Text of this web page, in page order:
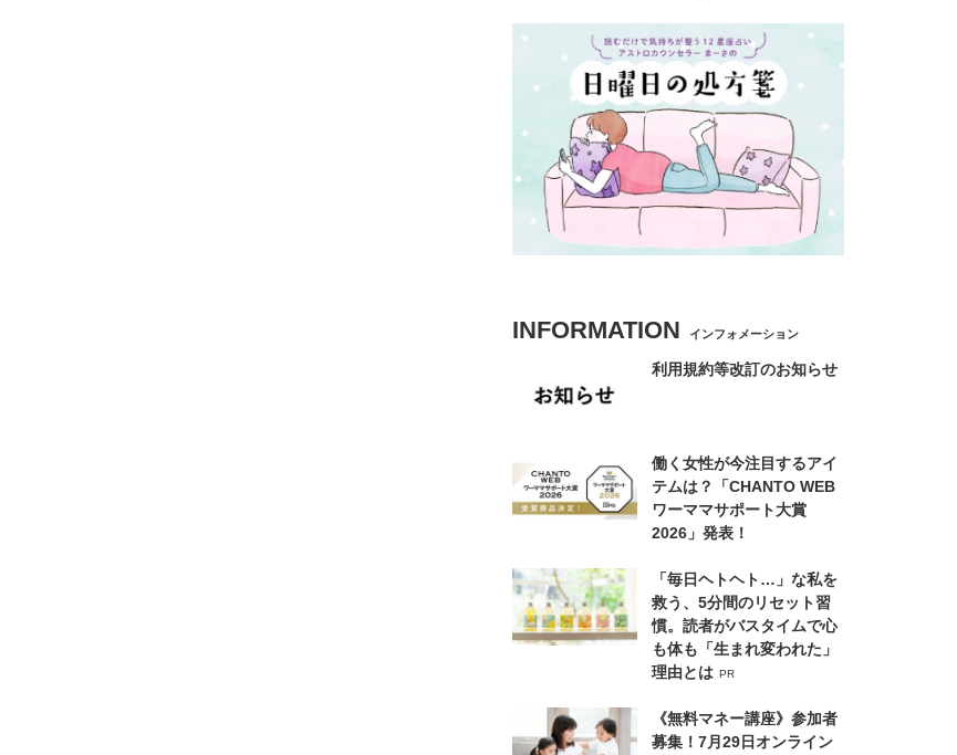
INFORMATION インフォメーション
利用規約等改訂のお知らせ
働く女性が今注目するアイ
テムは？「CHANTO WEB
ワーママサポート大賞
2026」発表！
「毎日ヘトヘト…」な私を
救う、5分間のリセット習
慣。読者がバスタイムで心
も体も「生まれ変われた」
理由とは PR
《無料マネー講座》参加者
募集！7月29日オンライン